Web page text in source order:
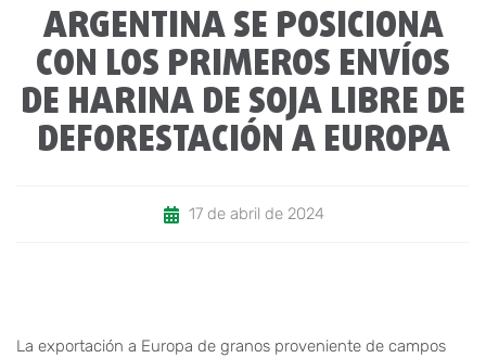
ARGENTINA SE POSICIONA
CON LOS PRIMEROS ENVÍOS
DE HARINA DE SOJA LIBRE DE
DEFORESTACIÓN A EUROPA
17 de abril de 2024
La exportación a Europa de granos proveniente de campos